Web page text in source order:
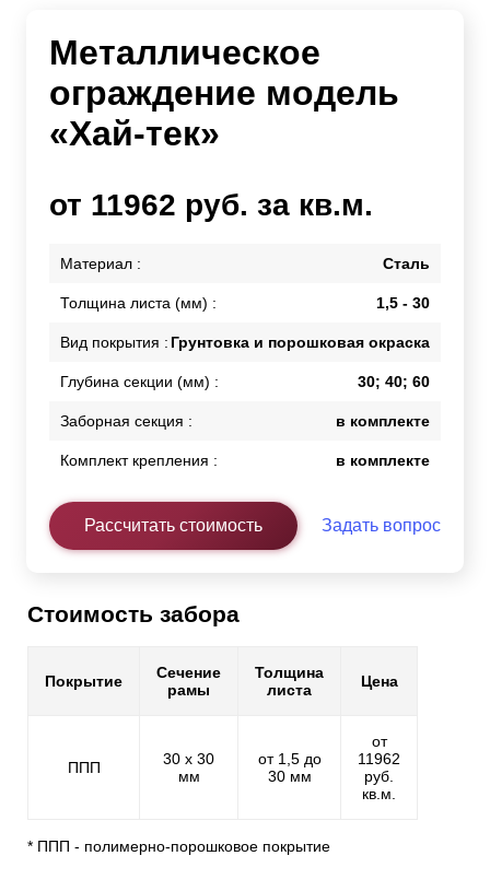
Металлическое
ограждение модель
«Хай-тек»
от 11962 руб. за кв.м.
Материал : Сталь
Толщина листа (мм) : 1,5 - 30
Вид покрытия : Грунтовка и порошковая окраска
Глубина секции (мм) : 30; 40; 60
Заборная секция : в комплекте
Комплект крепления : в комплекте
Рассчитать стоимость Задать вопрос
Стоимость забора
Покрытие
Сечение
рамы
Толщина
листа
Цена
ППП
30 х 30
мм
от 1,5 до
30 мм
от
11962
руб.
кв.м.
* ППП - полимерно-порошковое покрытие